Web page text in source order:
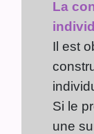
La
Il est
Si le
une